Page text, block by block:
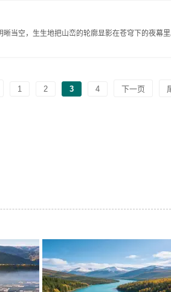
当空，生生地把山峦的轮廓显影在苍穹下的夜幕
1 2 3 4 下一页